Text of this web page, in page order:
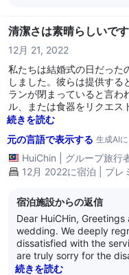
the location of the
disappointment caused
for giving us the great
and your husband at
earnestly hope to
and we wish both of you well.
management of
清潔さは素晴らしいで
12月 21, 2022
私たちは結婚式の日だった
しました。彼らは提供する
ランが閉まっていると言われました。 その上、
ル、または食器をリクエス
す。緊急時や必要なものがあ
貴重品をたくさん置いていたの
婚カップルに遅いチェック
に残念です。 駐車場は複雑です。駐車場への行き方を受付に尋ねた
ところ、彼らもわからない
装も美しいです。ベッド
どいです。
続きを読む
元の言語で表示する 生成AI
HuiChin グループ旅行
12月 2022に宿泊 | プレ
宿泊施設からの返信
Dear HuiCHin, Greetings and congratulations on your recent
wedding. We deeply
dissatisfied with the
are truly sorry for the
your husband. Kindly
続きを読む